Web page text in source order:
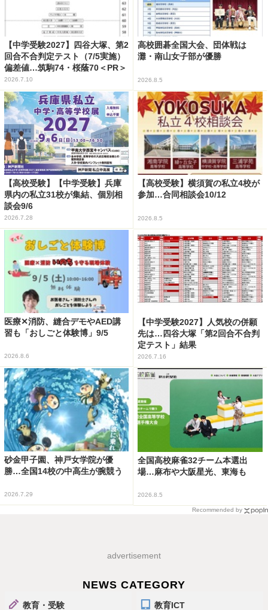
【中学受験2027】四谷大塚、第2
回合不合判定テスト（7/5実施）
偏差値…筑駒74・桜蔭70＜PR＞
2026.7.10
高校囲碁全国大会、団体戦は
灘・南山女子部が優勝
2026.8.5
【高校受験】【中学受験】兵庫
県内の私立31校が集結、個別相
談会9/6
2026.7.28
【高校受験】横須賀の私立4校が
参加…合同相談会10/12
2026.8.5
医療✕消防、縫合デモやAED講
習も「おしごと体験博」9/5
2026.8.6
【中学受験2027】人気校の併願
先は…四谷大塚「第2回合不合判
定テスト」結果
2026.7.16
砂金甲子園、神戸女学院が優
勝…全国14校の中高生が腕競う
2026.7.29
全国高校麻雀32チーム本選出
場…麻布や大阪星光、東海も
2026.8.5
Recommended by
advertisement
NEWS CATEGORY
教育・受験 教育ICT